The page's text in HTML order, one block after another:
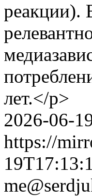
реакции).
лет.</p>
2026-06-
https://